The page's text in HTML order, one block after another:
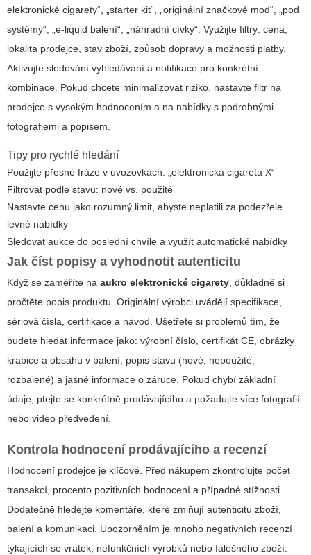
elektronické cigarety“, „starter kit“, „originální značkové mod“, „pod
systémy“, „e-liquid balení“, „náhradní cívky“. Využijte filtry: cena,
lokalita prodejce, stav zboží, způsob dopravy a možnosti platby.
Aktivujte sledování vyhledávání a notifikace pro konkrétní
kombinace. Pokud chcete minimalizovat riziko, nastavte filtr na
prodejce s vysokým hodnocením a na nabídky s podrobnými
fotografiemi a popisem.
Tipy pro rychlé hledání
Použijte přesné fráze v uvozovkách: „elektronická cigareta X“
Filtrovat podle stavu: nové vs. použité
Nastavte cenu jako rozumný limit, abyste neplatili za podezřele
levné nabídky
Sledovat aukce do poslední chvíle a využít automatické nabídky
Jak číst popisy a vyhodnotit autenticitu
Když se zaměříte na aukro elektronické cigarety, důkladně si
pročtěte popis produktu. Originální výrobci uvádějí specifikace,
sériová čísla, certifikace a návod. Ušetřete si problémů tím, že
budete hledat informace jako: výrobní číslo, certifikát CE, obrázky
krabice a obsahu v balení, popis stavu (nové, nepoužité,
rozbalené) a jasné informace o záruce. Pokud chybí základní
údaje, ptejte se konkrétně prodávajícího a požadujte více fotografií
nebo video předvedení.
Kontrola hodnocení prodávajícího a recenzí
Hodnocení prodejce je klíčové. Před nákupem zkontrolujte počet
transakcí, procento pozitivních hodnocení a případné stížnosti.
Dodatečně hledejte komentáře, které zmiňují autenticitu zboží,
balení a komunikaci. Upozorněním je mnoho negativních recenzí
týkajících se vratek, nefunkčních výrobků nebo falešného zboží.